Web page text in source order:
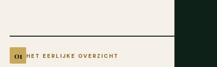
HET EERLIJKE OVERZICHT